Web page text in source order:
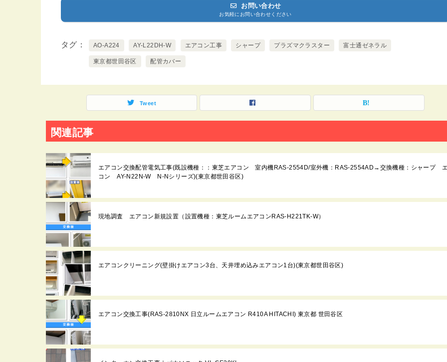
お問い合わせ
お気軽にお問い合わせください
タグ AO-A224 AY-L22DH-W エアコン工事 シャープ プラズマクラスター 富士通ゼネラル
東京都世田谷区 配管カバー
Tweet
関連記事
エアコン交換配管電気工事(既設機種：：東芝エアコン 室内機RAS-2554D/室外機：RAS-2554AD→交換機種：シャープ
コン AY-N22N-W N-Nシリーズ)(東京都世田谷区)
現地調査 エアコン新規設置（設置機種：東芝ルームエアコンRAS-H221TK-W）
エアコンクリーニング(壁掛けエアコン3台、天井埋め込みエアコン1台)(東京都世田谷区)
エアコン交換工事(RAS-2810NX 日立ルームエアコン R410A HITACHI) 東京都 世田谷区